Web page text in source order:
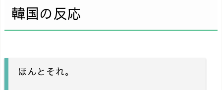
韓国の反応
ほんとそれ。